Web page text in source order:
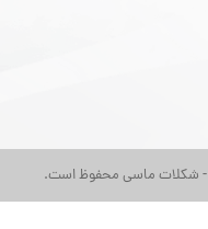
- شکلات ماسی محفوظ است.